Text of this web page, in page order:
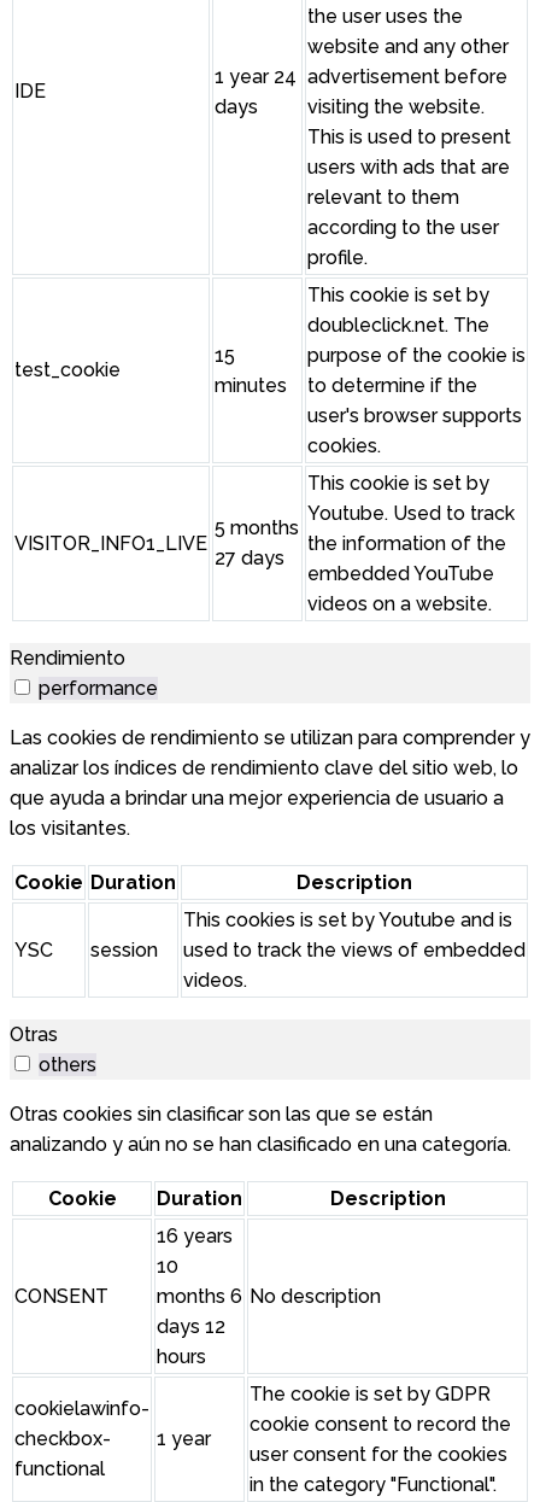
IDE
1 year 24
days
the user uses the
website and any other
advertisement before
visiting the website.
This is used to present
users with ads that are
relevant to them
according to the user
profile.
test_cookie
15
minutes
This cookie is set by
doubleclick.net. The
purpose of the cookie is
to determine if the
user's browser supports
cookies.
VISITOR_INFO1_LIVE
5 months
27 days
This cookie is set by
Youtube. Used to track
the information of the
embedded YouTube
videos on a website.
Rendimiento
performance
Las cookies de rendimiento se utilizan para comprender y
analizar los índices de rendimiento clave del sitio web, lo
que ayuda a brindar una mejor experiencia de usuario a
los visitantes.
Cookie Duration Description
YSC session
This cookies is set by Youtube and is
used to track the views of embedded
videos.
Otras
others
Otras cookies sin clasificar son las que se están
analizando y aún no se han clasificado en una categoría.
Cookie Duration Description
CONSENT
16 years
10
months 6
days 12
hours
No description
cookielawinfo-
checkbox-
functional
1 year
The cookie is set by GDPR
cookie consent to record the
user consent for the cookies
in the category "Functional".